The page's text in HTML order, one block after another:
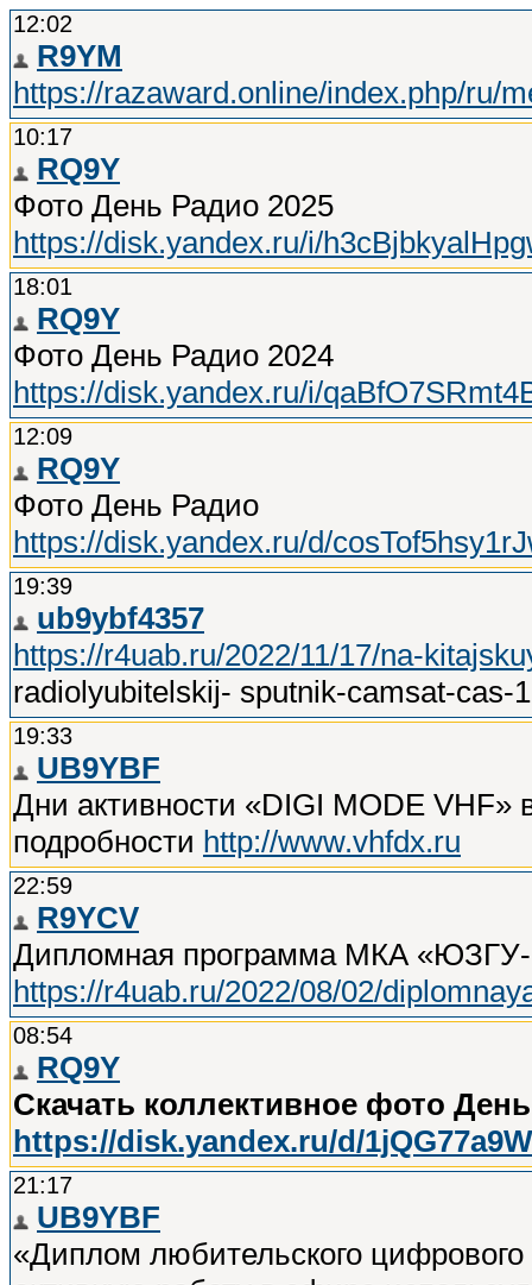
12:02
R9YM
https://razaward.online/index.php/ru/
10:17
RQ9Y
Фото День Радио 2025
https://disk.yandex.ru/i/
18:01
RQ9Y
Фото День Радио 2024
https://disk.yandex.ru/i/
12:09
RQ9Y
Фото День Радио
https://disk.yandex.ru/d/
19:39
ub9ybf4357
https://r4uab.ru/2022/11/17/na-
radiolyubitelskij- sputnik-camsat-cas-
19:33
UB9YBF
Дни активности «DIGI MODE VHF»
подробности http://www.vhfdx.ru
22:59
R9YCV
Дипломная программа МКА
https://r4uab.ru/2022/08/02/
08:54
RQ9Y
Скачать коллективное фото
https://disk.yandex.ru/d/
21:17
UB9YBF
«Диплом любительского